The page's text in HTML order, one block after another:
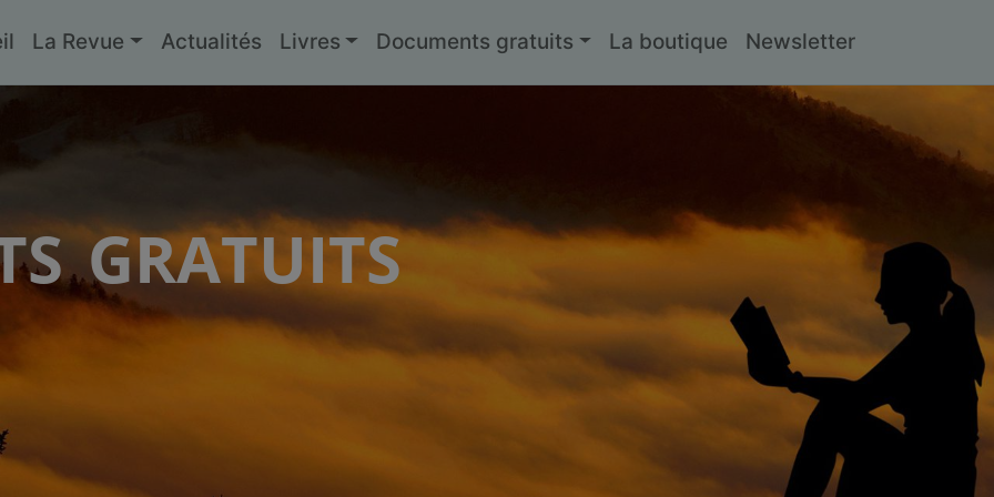
La Revue Actualités Livres Documents gratuits La boutique Newsletter
gratuits